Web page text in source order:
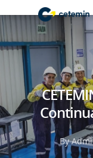
Hit enter to
By